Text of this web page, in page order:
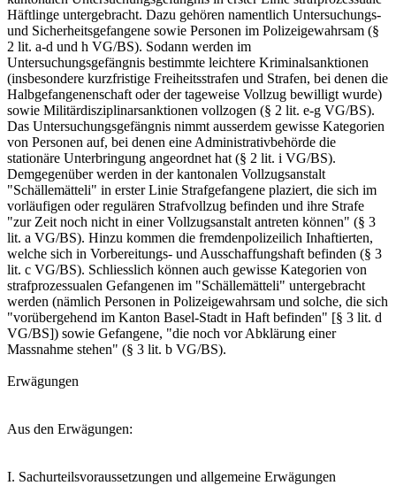
Häftlinge untergebracht. Dazu gehören namentlich Untersuchungs-
und Sicherheitsgefangene sowie Personen im Polizeigewahrsam (§
2 lit. a-d und h VG/BS). Sodann werden im
Untersuchungsgefängnis bestimmte leichtere Kriminalsanktionen
(insbesondere kurzfristige Freiheitsstrafen und Strafen, bei denen die
Halbgefangenenschaft oder der tageweise Vollzug bewilligt wurde)
sowie Militärdisziplinarsanktionen vollzogen (§ 2 lit. e-g VG/BS).
Das Untersuchungsgefängnis nimmt ausserdem gewisse Kategorien
von Personen auf, bei denen eine Administrativbehörde die
stationäre Unterbringung angeordnet hat (§ 2 lit. i VG/BS).
Demgegenüber werden in der kantonalen Vollzugsanstalt
"Schällemätteli" in erster Linie Strafgefangene plaziert, die sich im
vorläufigen oder regulären Strafvollzug befinden und ihre Strafe
"zur Zeit noch nicht in einer Vollzugsanstalt antreten können" (§ 3
lit. a VG/BS). Hinzu kommen die fremdenpolizeilich Inhaftierten,
welche sich in Vorbereitungs- und Ausschaffungshaft befinden (§ 3
lit. c VG/BS). Schliesslich können auch gewisse Kategorien von
strafprozessualen Gefangenen im "Schällemätteli" untergebracht
werden (nämlich Personen in Polizeigewahrsam und solche, die sich
"vorübergehend im Kanton Basel-Stadt in Haft befinden" [§ 3 lit. d
VG/BS]) sowie Gefangene, "die noch vor Abklärung einer
Massnahme stehen" (§ 3 lit. b VG/BS).
Erwägungen
Aus den Erwägungen:
I. Sachurteilsvoraussetzungen und allgemeine Erwägungen